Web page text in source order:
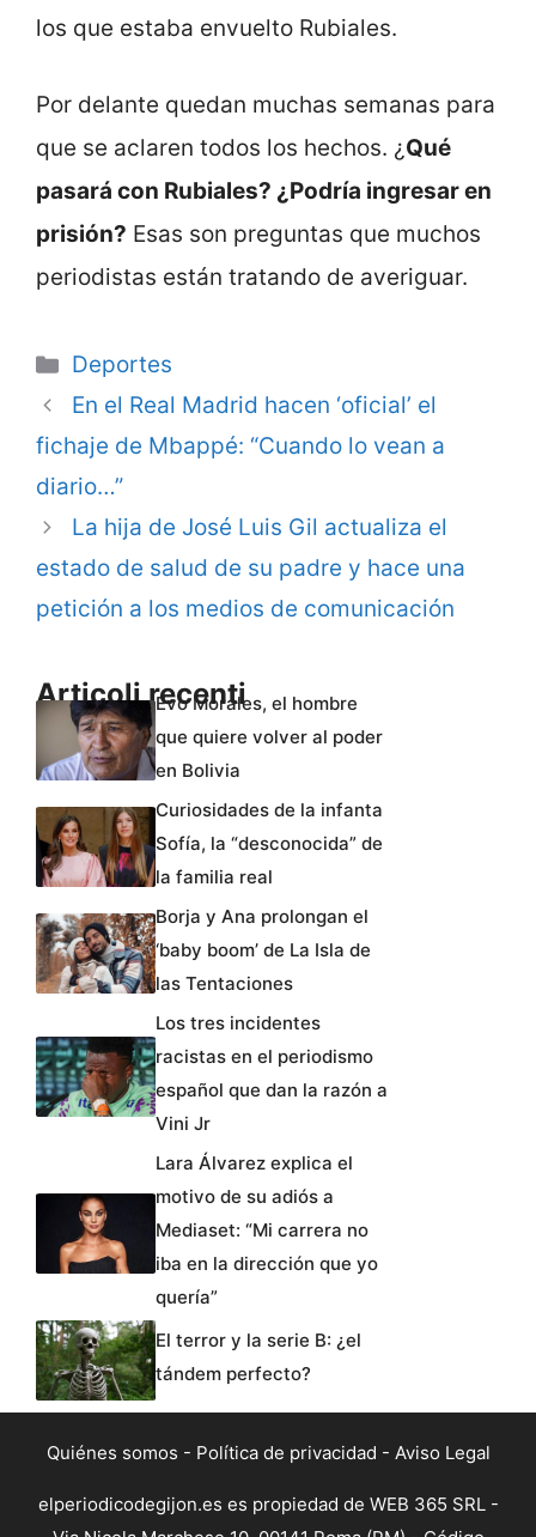
los que estaba envuelto Rubiales.
Por delante quedan muchas semanas para
que se aclaren todos los hechos. ¿Qué
pasará con Rubiales? ¿Podría ingresar en
prisión? Esas son preguntas que muchos
periodistas están tratando de averiguar.
Categorie
Deportes
En el Real Madrid hacen ‘oficial’ el
fichaje de Mbappé: “Cuando lo vean a
diario…”
La hija de José Luis Gil actualiza el
estado de salud de su padre y hace una
petición a los medios de comunicación
Articoli recentiEvo Morales, el hombre
que quiere volver al poder
en Bolivia
Curiosidades de la infanta
Sofía, la “desconocida” de
la familia real
Borja y Ana prolongan el
‘baby boom’ de La Isla de
las Tentaciones
Los tres incidentes
racistas en el periodismo
español que dan la razón a
Vini Jr
Lara Álvarez explica el
motivo de su adiós a
Mediaset: “Mi carrera no
iba en la dirección que yo
quería”
El terror y la serie B: ¿el
tándem perfecto?
Quiénes somos - Política de privacidad - Aviso Legal
elperiodicodegijon.es es propiedad de WEB 365 SRL -